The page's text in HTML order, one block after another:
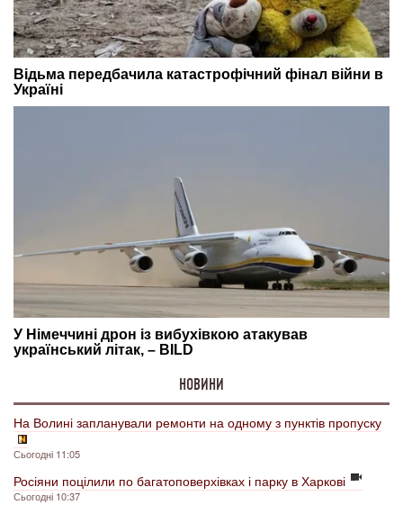
НОВИНИ
На Волині запланували ремонти на одному з пунктів пропуску
Сьогодні 11:05
Росіяни поцілили по багатоповерхівках і парку в Харкові
Сьогодні 10:37